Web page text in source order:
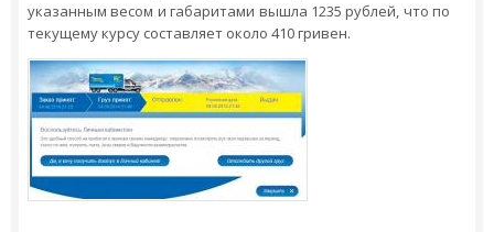
указанным весом и габаритами вышла 1235 рублей, что по
текущему курсу составляет около 410 гривен.